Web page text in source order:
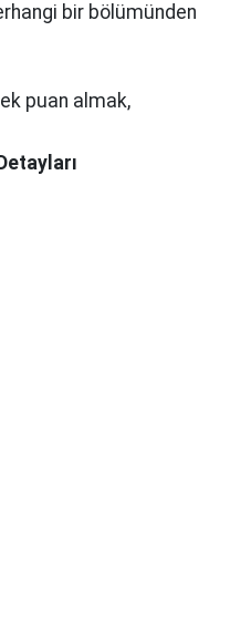
bir bölümünden
puan almak,